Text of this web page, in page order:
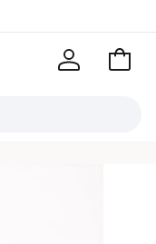
Vai